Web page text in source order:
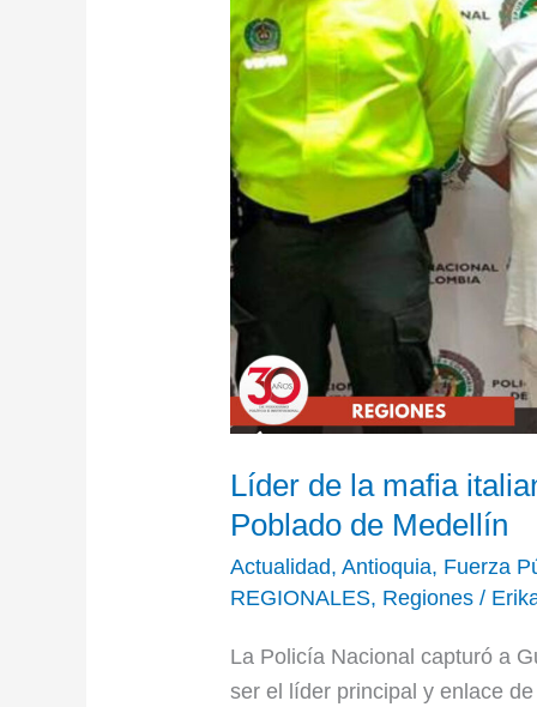
Líder de la mafia
Poblado de Medellín
Actualidad,Antioquia, Fuerza
REGIONALES, Regiones /
La Policía Nacional capturó a
ser el líder principal y enlace
capturado
en
el
barrio
El
Poblado
de
Medellín